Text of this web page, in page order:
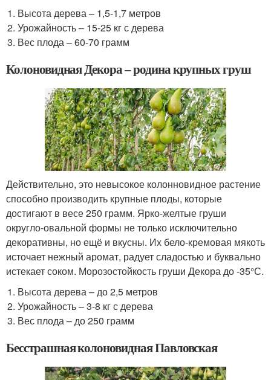
Высота дерева – 1,5-1,7 метров
Урожайность – 15-25 кг с дерева
Вес плода – 60-70 грамм
Колоновидная Декора – родина крупных груш
Действительно, это невысокое колонновидное растение
способно производить крупные плоды, которые
достигают в весе 250 грамм. Ярко-желтые груши
округло-овальной формы не только исключительно
декоративны, но ещё и вкусны. Их бело-кремовая мякоть
источает нежный аромат, радует сладостью и буквально
истекает соком. Морозостойкость груши Декора до -35°С.
Высота дерева – до 2,5 метров
Урожайность – 3-8 кг с дерева
Вес плода – до 250 грамм
Бесстрашная колоновидная Павловская